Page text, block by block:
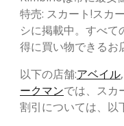
特売: スカート!スカ
シに掲載中。すべて
得に買い物できるお
以下の店舗:アベイル,
ークマンでは、スカ
割引については、以